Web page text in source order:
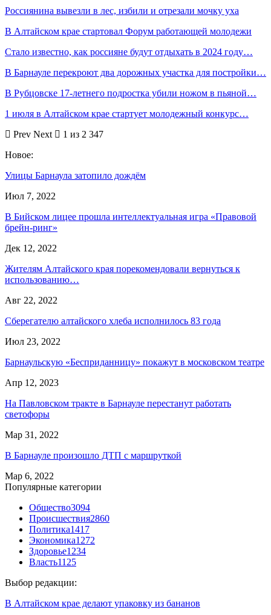
Россиянина вывезли в лес, избили и отрезали мочку уха
В Алтайском крае стартовал Форум работающей молодежи
Стало известно, как россияне будут отдыхать в 2024 году…
В Барнауле перекроют два дорожных участка для постройки…
В Рубцовске 17-летнего подростка убили ножом в пьяной…
1 июля в Алтайском крае стартует молодежный конкурс…
Prev Next
1 из 2 347
Новое:
Улицы Барнаула затопило дождём
Июл 7, 2022
В Бийском лицее прошла интеллектуальная игра «Правовой
брейн-ринг»
Дек 12, 2022
Жителям Алтайского края порекомендовали вернуться к
использованию…
Авг 22, 2022
Сберегателю алтайского хлеба исполнилось 83 года
Июл 23, 2022
Барнаульскую «Бесприданницу» покажут в московском театре
Апр 12, 2023
На Павловском тракте в Барнауле перестанут работать
светофоры
Мар 31, 2022
В Барнауле произошло ДТП с маршруткой
Мар 6, 2022
Популярные категории
Общество3094
Происшествия2860
Политика1417
Экономика1272
Здоровье1234
Власть1125
Выбор редакции:
В Алтайском крае делают упаковку из бананов